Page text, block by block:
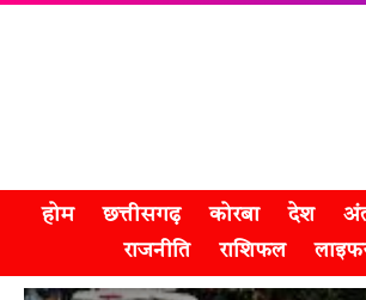
होम छत्तीसगढ़ कोरबा देश
राजनीति
राशिफल